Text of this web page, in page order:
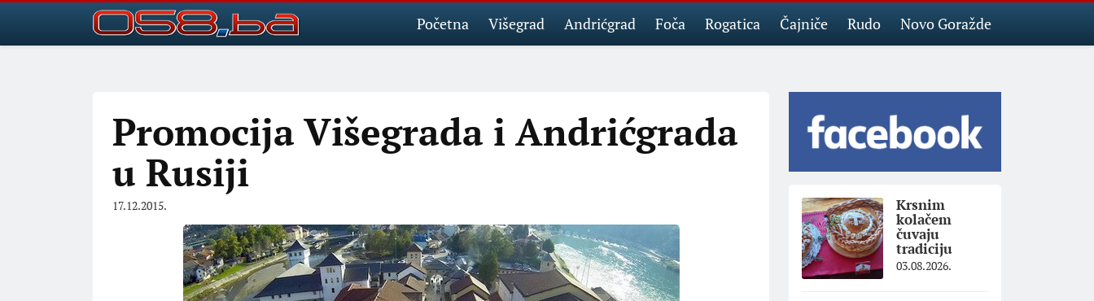
Početna Višegrad Andrićgrad Foča Rogatica Čajniče Rudo Novo Goražde
Promocija Višegrada i Andrićgrada
u Rusiji
17.12.2015. Krsnim
kolačem
čuvaju
tradiciju
03.08.2026.